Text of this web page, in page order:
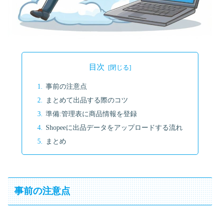
目次
事前の注意点
まとめて出品する際のコツ
準備:管理表に商品情報を登録
Shopeeに出品データをアップロードする流れ
まとめ
事前の注意点